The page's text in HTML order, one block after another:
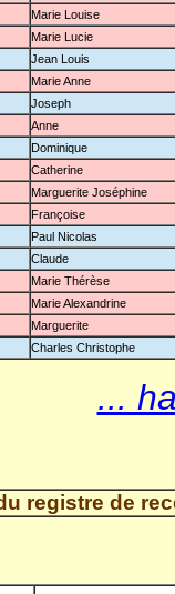
Marie Louise
Marie Lucie
Jean Louis
Marie Anne
Joseph
Anne
Dominique
Catherine
Marguerite Joséphine
Françoise
Paul Nicolas
Claude
Marie Thérèse
Marie Alexandrine
Marguerite
Charles Christophe
...
registre de